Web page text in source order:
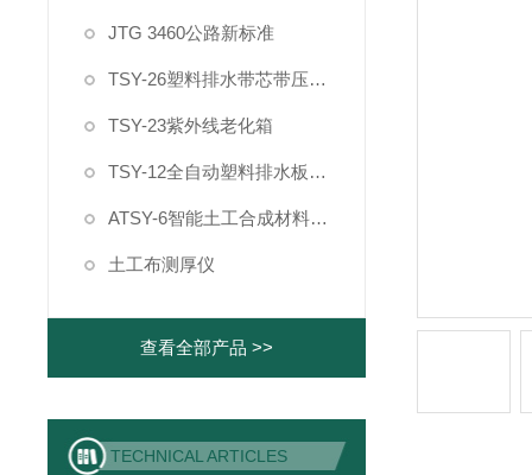
JTG 3460公路新标准
TSY-26塑料排水带芯带压屈强度试验机
TSY-23紫外线老化箱
TSY-12全自动塑料排水板纵向通水量测定仪
ATSY-6智能土工合成材料制样系统
土工布测厚仪
查看全部产品 >>
TECHNICAL ARTICLES